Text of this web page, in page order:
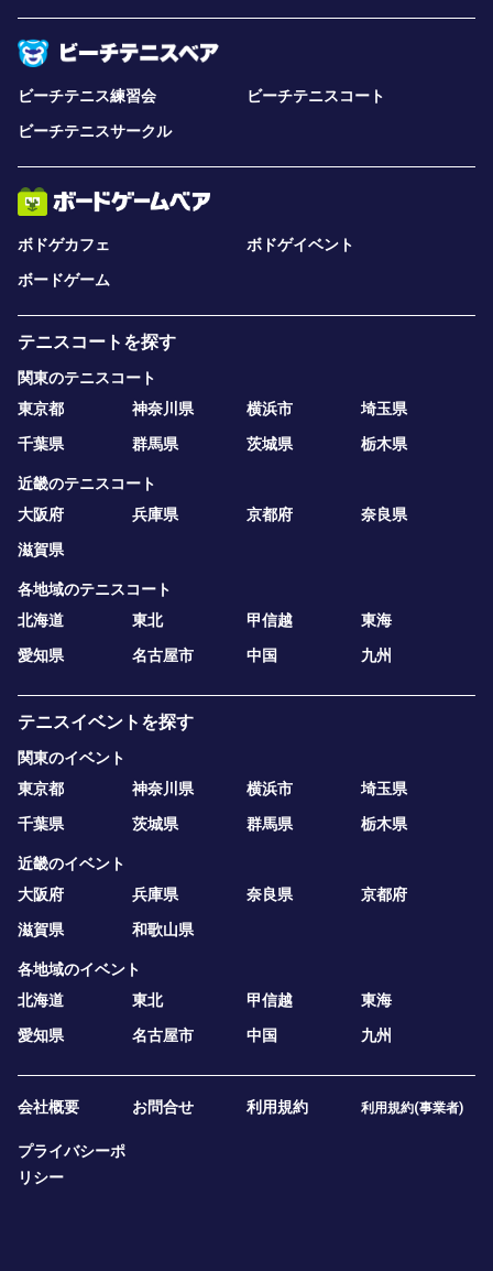
ビーチテニス練習会
ビーチテニスコート
ビーチテニスサークル
ボドゲカフェ
ボドゲイベント
ボードゲーム
テニスコートを探す
関東のテニスコート
東京都
神奈川県 横浜市
埼玉県
千葉県
群馬県 茨城県 栃木県
近畿のテニスコート
大阪府
兵庫県 京都府
奈良県
滋賀県
各地域のテニスコート
北海道
東北 甲信越
東海
愛知県
名古屋市 中国 九州
テニスイベントを探す
関東のイベント
東京都
神奈川県 横浜市
埼玉県
千葉県
茨城県 群馬県 栃木県
近畿のイベント
大阪府
兵庫県 奈良県
京都府
滋賀県
和歌山県
各地域のイベント
北海道
東北 甲信越
東海
愛知県
名古屋市 中国 九州
会社概要 お問合せ 利用規約 利用規約(事業者)
プライバシーポ
リシー